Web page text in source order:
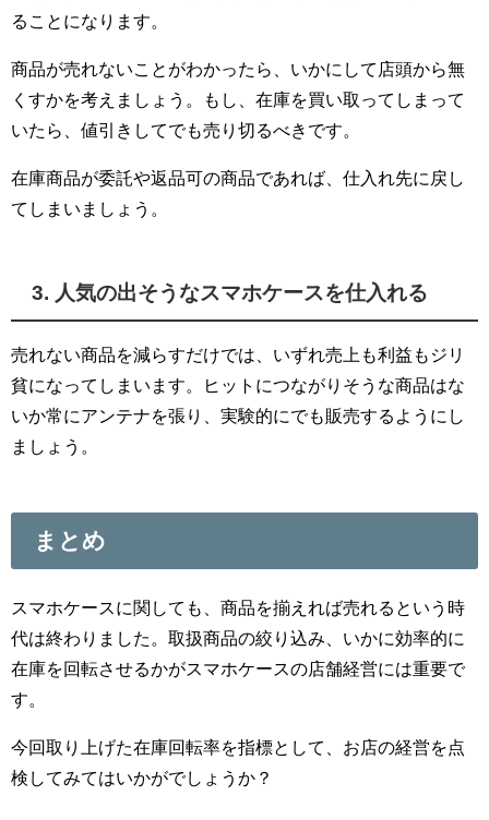
ることになります。
商品が売れないことがわかったら、いかにして店頭から無
くすかを考えましょう。もし、在庫を買い取ってしまって
いたら、値引きしてでも売り切るべきです。
在庫商品が委託や返品可の商品であれば、仕入れ先に戻し
てしまいましょう。
3. 人気の出そうなスマホケースを仕入れる
売れない商品を減らすだけでは、いずれ売上も利益もジリ
貧になってしまいます。ヒットにつながりそうな商品はな
いか常にアンテナを張り、実験的にでも販売するようにし
ましょう。
まとめ
スマホケースに関しても、商品を揃えれば売れるという時
代は終わりました。取扱商品の絞り込み、いかに効率的に
在庫を回転させるかがスマホケースの店舗経営には重要で
す。
今回取り上げた在庫回転率を指標として、お店の経営を点
検してみてはいかがでしょうか？